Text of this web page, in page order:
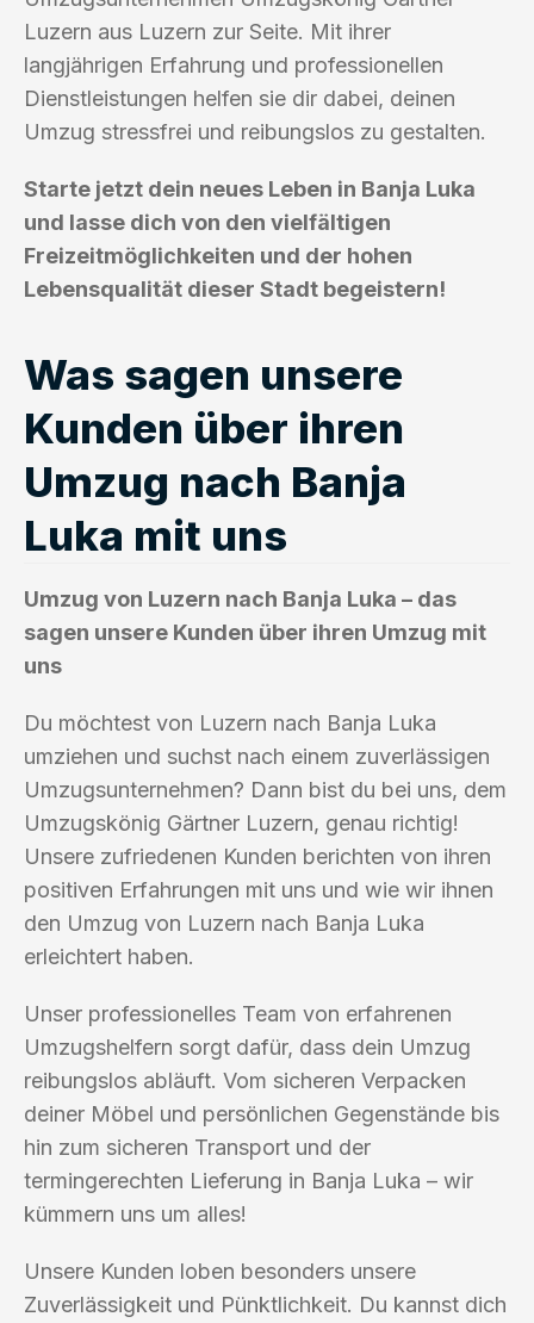
Luzern aus Luzern zur Seite. Mit ihrer
langjährigen Erfahrung und professionellen
Dienstleistungen helfen sie dir dabei, deinen
Umzug stressfrei und reibungslos zu gestalten.
Starte jetzt dein neues Leben in Banja Luka
und lasse dich von den vielfältigen
Freizeitmöglichkeiten und der hohen
Lebensqualität dieser Stadt begeistern!
Was sagen unsere
Kunden über ihren
Umzug nach Banja
Luka mit uns
Umzug von Luzern nach Banja Luka – das
sagen unsere Kunden über ihren Umzug mit
uns
Du möchtest von Luzern nach Banja Luka
umziehen und suchst nach einem zuverlässigen
Umzugsunternehmen? Dann bist du bei uns, dem
Umzugskönig Gärtner Luzern, genau richtig!
Unsere zufriedenen Kunden berichten von ihren
positiven Erfahrungen mit uns und wie wir ihnen
den Umzug von Luzern nach Banja Luka
erleichtert haben.
Unser professionelles Team von erfahrenen
Umzugshelfern sorgt dafür, dass dein Umzug
reibungslos abläuft. Vom sicheren Verpacken
deiner Möbel und persönlichen Gegenstände bis
hin zum sicheren Transport und der
termingerechten Lieferung in Banja Luka – wir
kümmern uns um alles!
Unsere Kunden loben besonders unsere
Zuverlässigkeit und Pünktlichkeit. Du kannst dich